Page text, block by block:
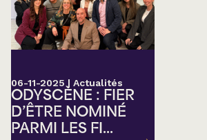
06-11-2025 | Actualités
ODYSCÈNE : FIER
D’ÊTRE NOMINÉ
PARMI LES FI...